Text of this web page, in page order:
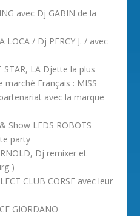
avec Dj GABIN de la
LOCA / Dj PERCY J. / avec
STAR, LA Djette la plus
Français : MISS
avec la marque
Show LEDS ROBOTS
party
Dj remixer et
)
CLUB CORSE avec leur
GIORDANO